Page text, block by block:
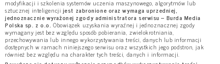
modyfikacji i szkolenia systemów uczenia maszynowego, algorytmów lub
sztucznej inteligencji jest zabronione oraz wymaga uprzedniej,
jednoznacznie wyrażonej zgody administratora serwisu – Burda Media
Polska sp. z o.o. Obowiązek uzyskania wyraźnej i jednoznacznej zgody
wymagany jest bez względu sposób pobierania, zwielokrotniania,
przechowywania lub innego wykorzystywania treści, danych lub informacji
dostępnych w ramach niniejszego serwisu oraz wszystkich jego podstron, jak
również bez względu na charakter tych treści, danych i informacji.